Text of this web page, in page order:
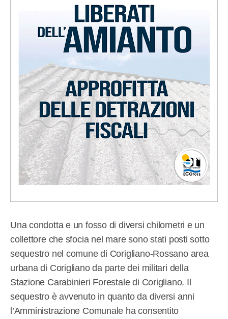
Una condotta e un fosso di diversi chilometri e un
collettore che sfocia nel mare sono stati posti sotto
sequestro nel comune di Corigliano-Rossano area
urbana di Corigliano da parte dei militari della
Stazione Carabinieri Forestale di Corigliano. Il
sequestro è avvenuto in quanto da diversi anni
l’Amministrazione Comunale ha consentito